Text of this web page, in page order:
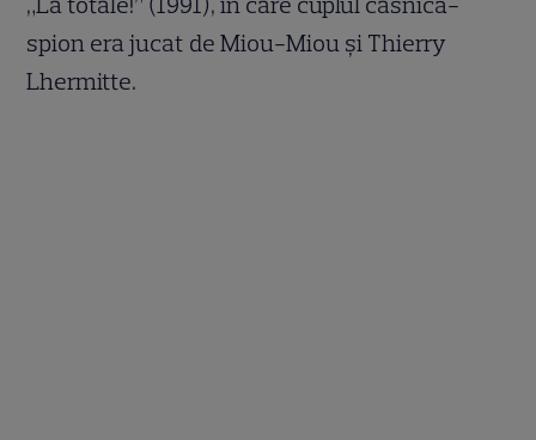
spion era jucat de Miou-Miou și Thierry
Lhermitte.